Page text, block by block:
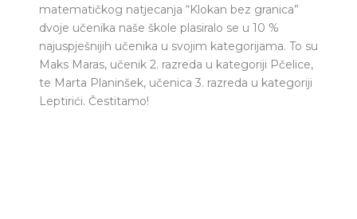
matematičkog natjecanja “Klokan bez granica”
dvoje učenika naše škole plasiralo se u 10 %
najuspješnijih učenika u svojim kategorijama. To su
Maks Maras, učenik 2. razreda u kategoriji Pčelice,
te Marta Planinšek, učenica 3. razreda u kategoriji
Leptirići. Čestitamo!